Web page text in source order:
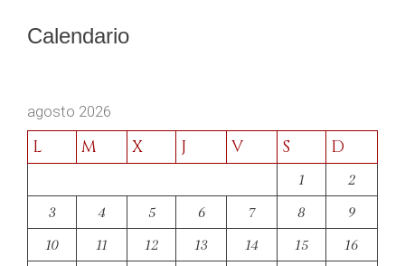
Calendario
agosto 2026
L M X J V S D
1
2
3
4 5 6 7 8
9
10
11 12 13 14 15
16